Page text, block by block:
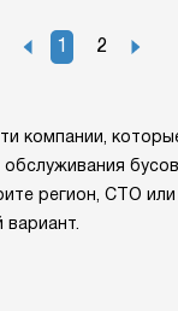
1 2
компании,
обслуживания
регион, СТО или